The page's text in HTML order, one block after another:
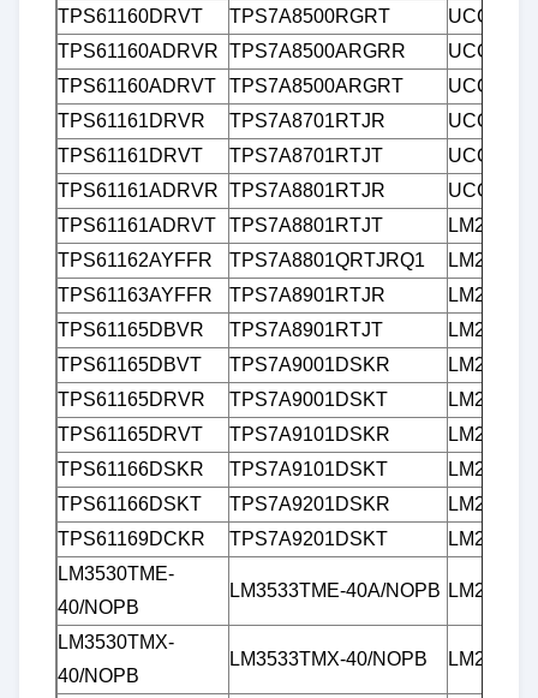
TPS61160DRVT
TPS7A8500RGRT
TPS61160ADRVR TPS7A8500ARGRR
TPS61160ADRVT
TPS7A8500ARGRT
TPS61161DRVR
TPS7A8701RTJR
TPS61161DRVT
TPS7A8701RTJT
TPS61161ADRVR TPS7A8801RTJR
TPS61161ADRVT
TPS7A8801RTJT
TPS61162AYFFR
TPS7A8801QRTJRQ1
TPS61163AYFFR
TPS7A8901RTJR
TPS61165DBVR
TPS7A8901RTJT
TPS61165DBVT
TPS7A9001DSKR
TPS61165DRVR
TPS7A9001DSKT
TPS61165DRVT
TPS7A9101DSKR
TPS61166DSKR
TPS7A9101DSKT
TPS61166DSKT
TPS7A9201DSKR
TPS61169DCKR
TPS7A9201DSKT
LM3530TME-
40/NOPB
LM3533TME-40A/NOPB
LM3530TMX-
40/NOPB
LM3533TMX-40/NOPB